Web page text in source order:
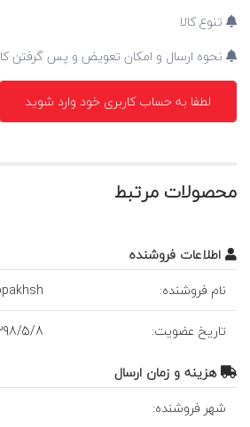
تنوع کالا
نحوه ارسال و امکان تعویض و پس گرفتن
لطفا به حساب کاربری خود وارد شوید
محصولات مرتبط
اطلاعات فروشنده
نام فروشنده:
تاريخ عضويت:
/5/8
هزينه و زمان ارسال
شهر فروشنده: